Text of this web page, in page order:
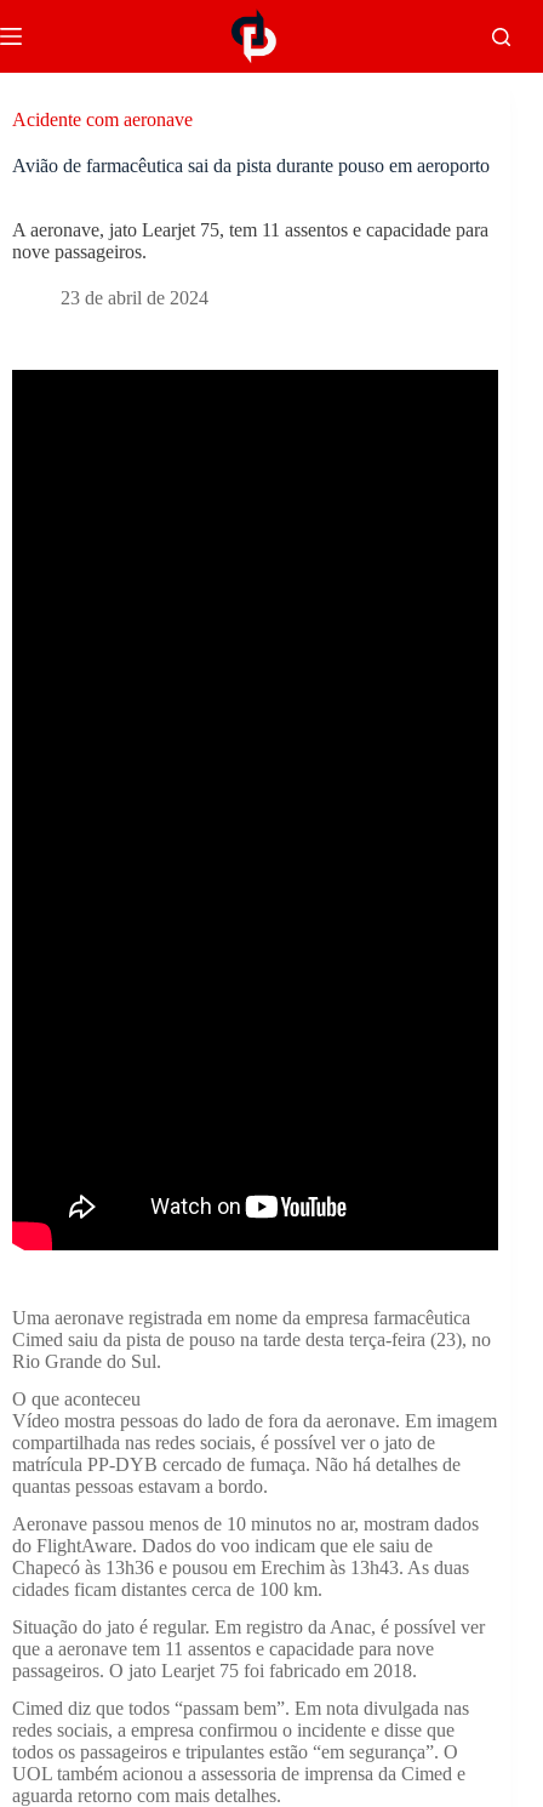
Acidente com aeronave
Avião de farmacêutica sai da pista durante pouso em aeroporto
A aeronave, jato Learjet 75, tem 11 assentos e capacidade para
nove passageiros.
23 de abril de 2024
Uma aeronave registrada em nome da empresa farmacêutica
Cimed saiu da pista de pouso na tarde desta terça-feira (23), no
Rio Grande do Sul.
O que aconteceu
Vídeo mostra pessoas do lado de fora da aeronave. Em imagem
compartilhada nas redes sociais, é possível ver o jato de
matrícula PP-DYB cercado de fumaça. Não há detalhes de
quantas pessoas estavam a bordo.
Aeronave passou menos de 10 minutos no ar, mostram dados
do FlightAware. Dados do voo indicam que ele saiu de
Chapecó às 13h36 e pousou em Erechim às 13h43. As duas
cidades ficam distantes cerca de 100 km.
Situação do jato é regular. Em registro da Anac, é possível ver
que a aeronave tem 11 assentos e capacidade para nove
passageiros. O jato Learjet 75 foi fabricado em 2018.
Cimed diz que todos “passam bem”. Em nota divulgada nas
redes sociais, a empresa confirmou o incidente e disse que
todos os passageiros e tripulantes estão “em segurança”. O
UOL também acionou a assessoria de imprensa da Cimed e
aguarda retorno com mais detalhes.